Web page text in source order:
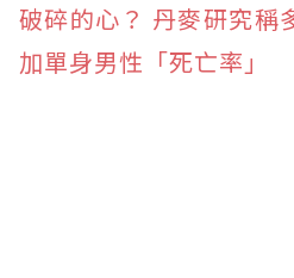
破碎的心？ 丹麥研究稱
加單身男性「死亡率」